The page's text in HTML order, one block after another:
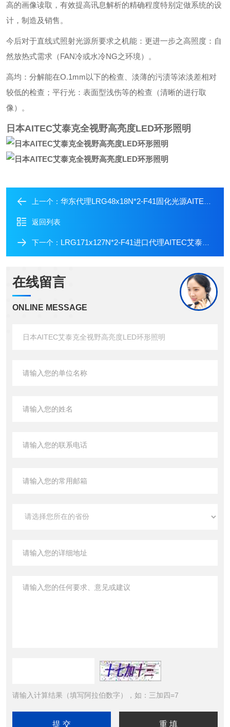
高的画像读取，有效提高讯息解析的精确程度特别定做系统的设
计，制造及销售。
今后对于直线式照射光源所要求之机能：更进一步之高照度：自
然放热式需求（FAN冷或水冷NG之环境）。
高均：分解能在O.1mm以下的检查、淡薄的污渍等浓淡差相对
较低的检查；平行光：表面型浅伤等的检查（清晰的进行取
像）。
日本AITEC艾泰克全视野高亮度LED环形照明
上一个： 华东代理LRG48x18N*2-F41固化光源AITEC艾泰克全视野高亮度环形照明
返回列表
下一个： LRG171x127N*2-F41进口代理AITEC艾泰克高亮度LED环形检查照明
在线留言
ONLINE MESSAGE
请输入计算结果（填写阿拉伯数字），如：三加四=7